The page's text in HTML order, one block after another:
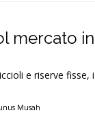
mercato in
e riserve fisse, i
Musah